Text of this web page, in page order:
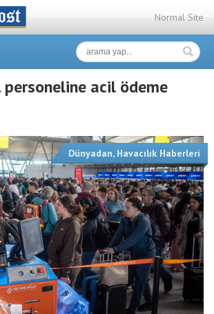
Normal Site
personeline acil ödeme
Dünyadan, Havacılık Haberleri